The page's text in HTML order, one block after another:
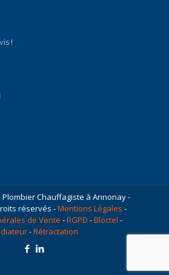
!
Plombier Chauffagiste à Annonay -
réservés -Mentions Légales -
de Vente -RGPD -Bloctel -
-Rétractation